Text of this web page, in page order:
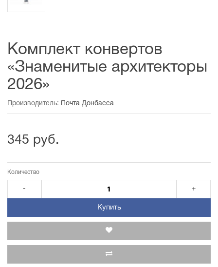
Комплект конвертов
«Знаменитые архитекторы
2026»
Производитель: Почта Донбасса
345 руб.
Количество
- +
Купить